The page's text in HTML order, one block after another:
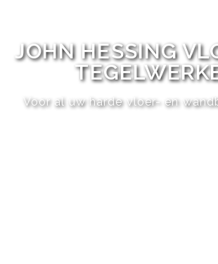
JOHN HESSING
Voor al uw harde vloer- en